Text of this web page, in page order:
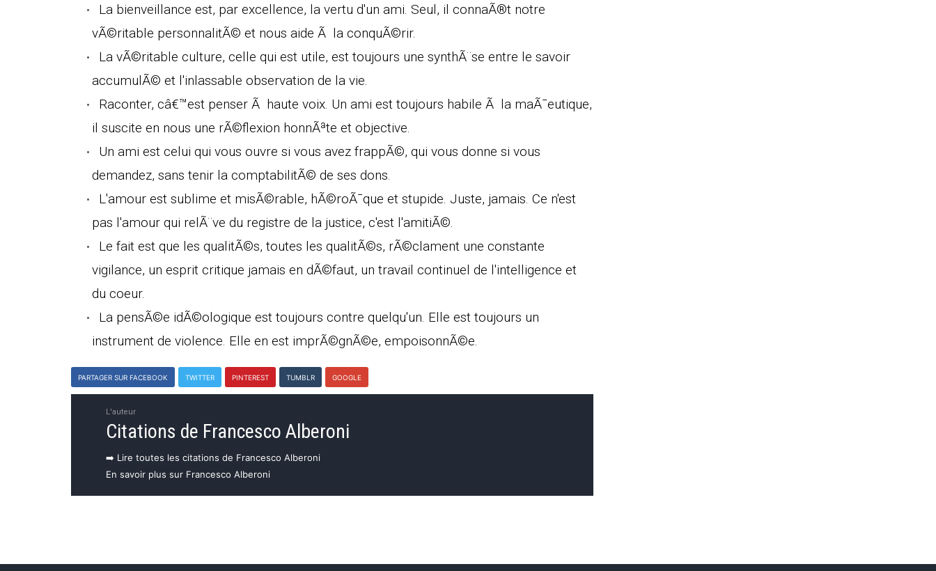
La bienveillance est, par excellence, la vertu d'un ami. Seul, il connaÃ®t notre
vÃ©ritable personnalitÃ© et nous aide Ã la conquÃ©rir.
La vÃ©ritable culture, celle qui est utile, est toujours une synthÃ¨se entre le savoir
accumulÃ© et l'inlassable observation de la vie.
Raconter, câ€™est penser Ã haute voix. Un ami est toujours habile Ã la maÃ¯eutique,
il suscite en nous une rÃ©flexion honnÃªte et objective.
Un ami est celui qui vous ouvre si vous avez frappÃ©, qui vous donne si vous
demandez, sans tenir la comptabilitÃ© de ses dons.
L'amour est sublime et misÃ©rable, hÃ©roÃ¯que et stupide. Juste, jamais. Ce n'est
pas l'amour qui relÃ¨ve du registre de la justice, c'est l'amitiÃ©.
Le fait est que les qualitÃ©s, toutes les qualitÃ©s, rÃ©clament une constante
vigilance, un esprit critique jamais en dÃ©faut, un travail continuel de l'intelligence et
du coeur.
La pensÃ©e idÃ©ologique est toujours contre quelqu'un. Elle est toujours un
instrument de violence. Elle en est imprÃ©gnÃ©e, empoisonnÃ©e.
PARTAGER SUR FACEBOOK TWITTER PINTEREST TUMBLR GOOGLE
L'auteur
Citations de Francesco Alberoni
➡️ Lire toutes les citations de Francesco Alberoni
En savoir plus sur Francesco Alberoni